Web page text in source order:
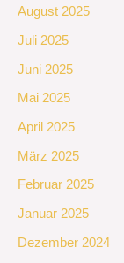
August 2025
Juli 2025
Juni 2025
Mai 2025
April 2025
März 2025
Februar 2025
Januar 2025
Dezember 2024